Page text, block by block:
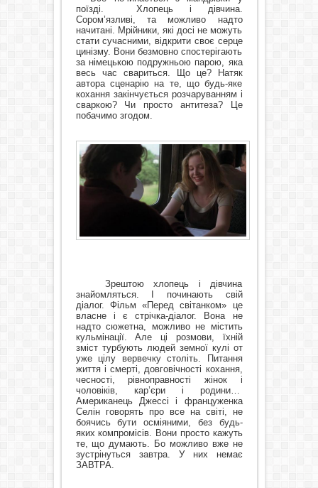
поїзді.
Хлопець і дівчина.
Сором’язливі, та можливо надто
начитані. Мрійники, які досі не можуть
стати сучасними, відкрити своє серце
цинізму. Вони безмовно спостерігають
за німецькою подружньою парою, яка
весь час свариться. Що це? Натяк
автора сценарію на те, що будь-яке
кохання закінчується розчаруванням і
сваркою? Чи просто антитеза? Це
побачимо згодом.
Зрештою хлопець і дівчина
знайомляться. І починають свій
діалог. Фільм «Перед світанком» це
власне і є стрічка-діалог. Вона не
надто сюжетна, можливо не містить
кульмінації. Але ці розмови, їхній
зміст турбують людей земної кулі от
уже цілу вервечку століть. Питання
життя і смерті, довговічності кохання,
чесності, рівноправності жінок і
чоловіків, кар’єри і родини…
Американець Джессі і француженка
Селін говорять про все на світі, не
боячись бути осміяними, без будь-
яких компромісів. Вони просто кажуть
те, що думають. Бо можливо вже не
зустрінуться завтра. У них немає
ЗАВТРА.